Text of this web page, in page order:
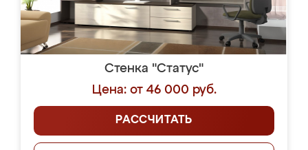
Стенка "Статус"
Цена: от 46 000 руб.
РАССЧИТАТЬ